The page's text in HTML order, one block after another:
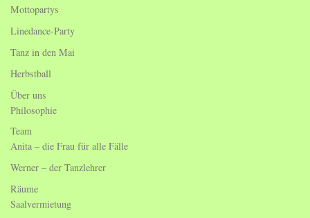
Mottopartys
Linedance-Party
Tanz in den Mai
Herbstball
Über uns
Philosophie
Team
Anita – die Frau für alle Fälle
Werner – der Tanzlehrer
Räume
Saalvermietung